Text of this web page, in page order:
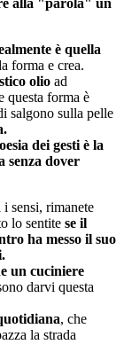
alla "parola" un
è quella
forma e crea.
olio ad
questa forma è
salgono sulla pelle
dei gesti è la
senza dover
sensi, rimanete
lo sentite se il
ha messo il suo
un cuciniere
darvi questa
, che
la strada